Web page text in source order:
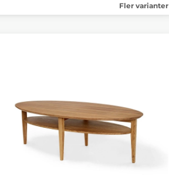
Fler varianter